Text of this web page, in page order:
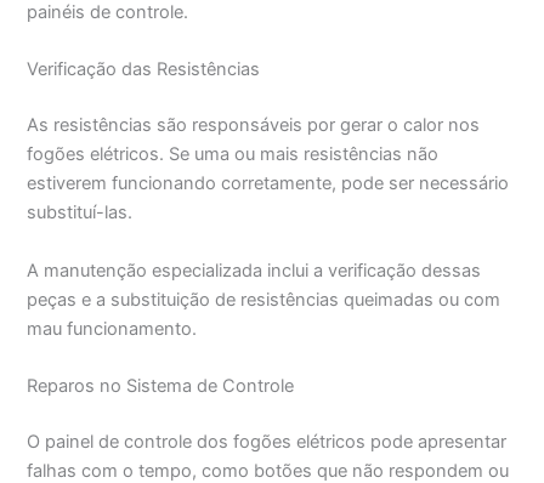
painéis de controle.
Verificação das Resistências
As resistências são responsáveis por gerar o calor nos
fogões elétricos. Se uma ou mais resistências não
estiverem funcionando corretamente, pode ser necessário
substituí-las.
A manutenção especializada inclui a verificação dessas
peças e a substituição de resistências queimadas ou com
mau funcionamento.
Reparos no Sistema de Controle
O painel de controle dos fogões elétricos pode apresentar
falhas com o tempo, como botões que não respondem ou